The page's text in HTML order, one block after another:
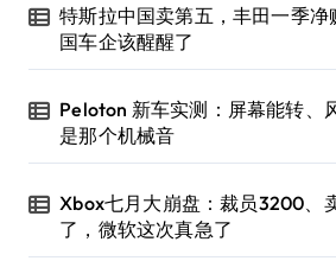
特斯拉中国卖第五，丰田一季
国车企该醒醒了
Peloton 新车实测：屏幕能转、
是那个机械音
Xbox七月大崩盘：裁员3200、
了，微软这次真急了